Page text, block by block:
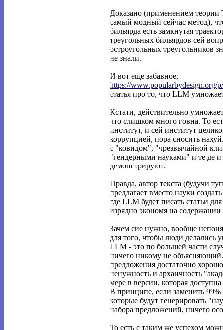
Доказано (применением теории
самый модный сейчас метод),
бильярда есть замкнутая
треугольных бильярдов сей
остроугольных треугольников
не знали.
И вот еще забавное,
https://www.popularbydesign.org/
статья про то, что LLM
Кстати, действительно
что слишком много говна. То
институт, и сей институт
коррупцией, пора сносить
с "ковидом", "чрезвычайной
"гендерными науками" и те де и
демонстрируют.
Правда, автор текста (будучи
предлагает вместо науки
где LLM будет писать статьи
изрядно экономя на
Зачем сие нужно, вообще
для того, чтобы люди делались
LLM - это по большей части
ничего никому не
предложения достаточно
ненужность и архаичность
мере в версии, которая
В принципе, если заменить
которые будут генерировать
набора предложений, ничего
То есть с таким же успехом